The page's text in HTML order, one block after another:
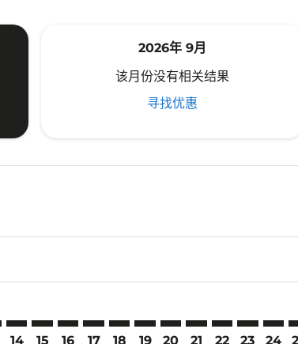
2026年 9月
该月份没有相关结果
寻找优惠
14 15 16 17 18 19 20 21
KUA–TRZ:
22 23 24